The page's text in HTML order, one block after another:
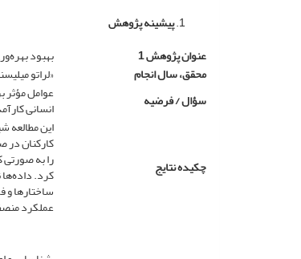
پیشینه­ پژوهش
عنوان پژوهش 1
بهبود
محقق، سال انجام
«لراتو
سؤال / فرضیه
عوامل مؤثر
انسانی
چکیده نتایج
این مطالعه
کارکنان در
را به
کرد. داده‌ها
ساختارها
عملکرد